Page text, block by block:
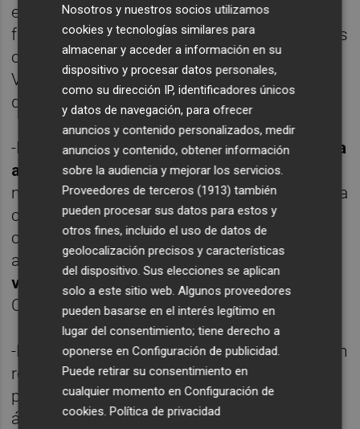
económico, emocional y logístico a
familiares de menores gravemente enfermos
obligados a desplazarse a la ciudad de
Valencia para recibir tratamientos médicos
de larga duración.
-Faro de la Interacción Puerto-Ciudad:
Escala
a Castellópor casi una década siendo el
mejor ejemplo de cómo el puerto se abre a la
ciudadanía y se convierte en un espacio
compartido de cultura, ocio y participación,
atrayendo a una media anual de100.000
visitantes
a la ciudad y al puerto de
Castellón.
-Faro de una Vida Portuaria:Sebastián Pla
en
reconocimiento a su dilatada trayectoria
profesional y a toda una vida al servicio del
ámbito portuario.
Nosotros y nuestros socios utilizamos
cookies y tecnologías similares para
almacenar y acceder a información en su
dispositivo y procesar datos personales,
como su dirección IP, identificadores únicos
y datos de navegación, para ofrecer
anuncios y contenido personalizados, medir
anuncios y contenido, obtener información
sobre la audiencia y mejorar los servicios.
Proveedores de terceros (1913) también
pueden procesar sus datos para estos y
otros fines, incluido el uso de datos de
geolocalización precisos y características
del dispositivo. Sus elecciones se aplican
solo a este sitio web. Algunos proveedores
pueden basarse en el interés legítimo en
lugar del consentimiento; tiene derecho a
oponerse enConfiguración de publicidad.
Puede retirar su consentimiento en
cualquier momento enConfiguración de
cookies.Política de privacidad